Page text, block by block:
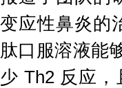
变应性鼻炎的
肽口服溶液能
少 Th2 反应